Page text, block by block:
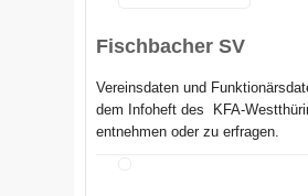
Fischbacher SV
Vereinsdaten und
dem Infoheft des
KFA-
entnehmen oder zu erfragen.